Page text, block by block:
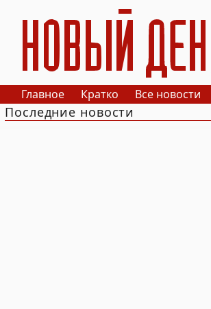
РИА Новый День
Главное Кратко Все новости
Последние новости